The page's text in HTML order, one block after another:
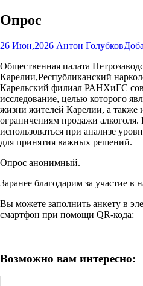
Опрос
26 Июн,2026 Антон Голубков
Общественная палата
Карелии,Республиканский
Карельский филиал РАНХиГС
исследование, целью которого
жизни жителей Карелии, а также
ограничениям продажи алкоголя.
использоваться при анализе
для принятия важных решений.
Опрос анонимный.
Заранее благодарим за участие в
Вы можете заполнить анкету в
смартфон при помощи QR-кода:
Возможно вам интересно: